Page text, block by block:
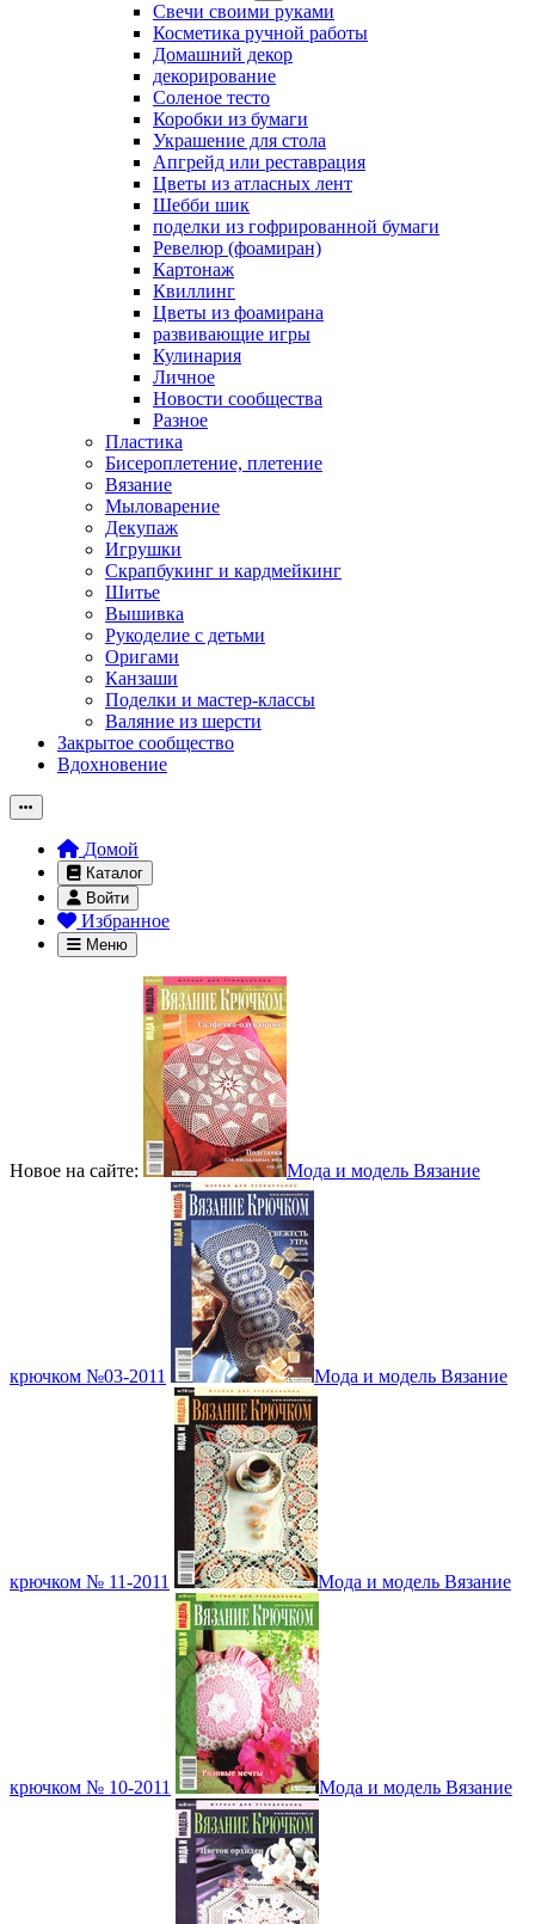
Свечи своими руками
Косметика ручной работы
Домашний декор
декорирование
Соленое тесто
Коробки из бумаги
Украшение для стола
Апгрейд или реставрация
Цветы из атласных лент
Шебби шик
поделки из гофрированной бумаги
Ревелюр (фоамиран)
Картонаж
Квиллинг
Цветы из фоамирана
развивающие игры
Кулинария
Личное
Новости сообщества
Разное
Пластика
Бисероплетение, плетение
Вязание
Мыловарение
Декупаж
Игрушки
Скрапбукинг и кардмейкинг
Шитье
Вышивка
Рукоделие с детьми
Оригами
Канзаши
Поделки и мастер-классы
Валяние из шерсти
Закрытое сообщество
Вдохновение
Домой
Каталог
Войти
Избранное
Меню
Новое на сайте: Мода и модель Вязание
крючком №03-2011 Мода и модель Вязание
крючком № 11-2011 Мода и модель Вязание
крючком № 10-2011 Мода и модель Вязание